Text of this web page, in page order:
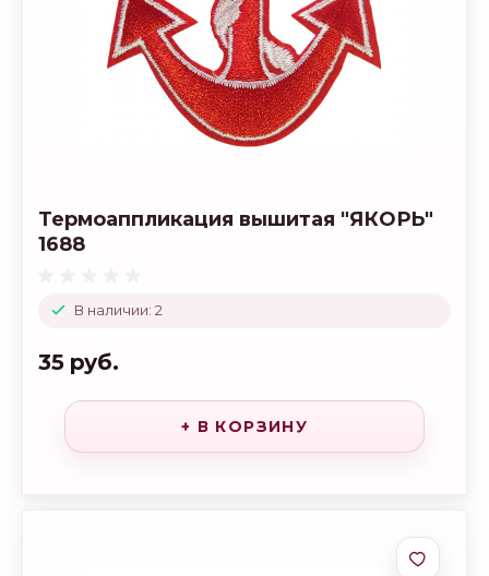
В наличии: 2
Термоаппликация вышитая "ЯКОРЬ"
1688
35 руб.
+ В КОРЗИНУ